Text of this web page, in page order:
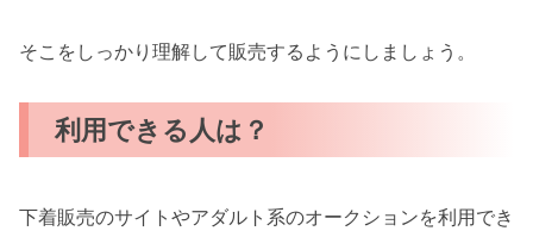
そこをしっかり理解して販売するようにしましょう。
利用できる人は？
下着販売のサイトやアダルト系のオークションを利用でき